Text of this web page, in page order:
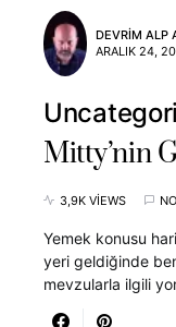
DEVRIM ALP
ARALIK 24,
Mitty’nin
3,9K VIEWS
Yemek konusu
yeri geldiğinde
mevzularla ilgili